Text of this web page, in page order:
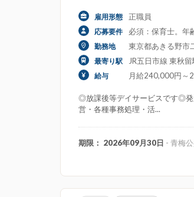
雇用形態 正職員
応募要件 必須：保育士。年
勤務地 東京都あきる野市
最寄り駅 JR五日市線 東秋
給与 月給240,000円～
◎放課後等デイサービスです◎発
営・各種事務処理・活...
期限： 2026年09月30日 - 青梅